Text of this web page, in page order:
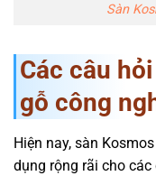
Sàn
Các câu
gỗ công
Hiện nay, sàn
dụng rộng rãi cho